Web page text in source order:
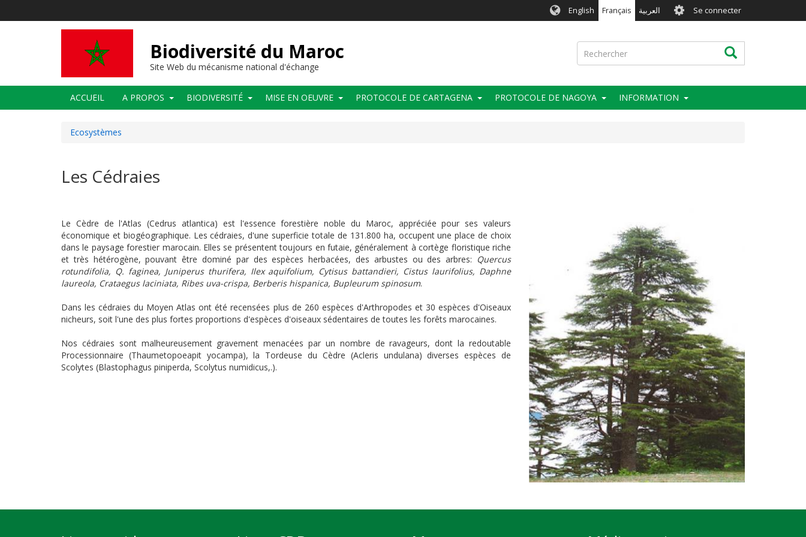
English Français العربية User
account
menu
Se connecter
Biodiversité du Maroc
Site Web du mécanisme national d'échange
Rechercher Rechercher
Main
navigation
ACCUEIL A PROPOS BIODIVERSITÉ MISE EN OEUVRE PROTOCOLE DE CARTAGENA PROTOCOLE DE NAGOYA INFORMATION
Ecosystèmes
Les Cédraies
Le Cèdre de l'Atlas (Cedrus atlantica) est l'essence forestière noble du Maroc, appréciée pour ses valeurs
économique et biogéographique. Les cédraies, d'une superficie totale de 131.800 ha, occupent une place de choix
dans le paysage forestier marocain. Elles se présentent toujours en futaie, généralement à cortège floristique riche
et très hétérogène, pouvant être dominé par des espèces herbacées, des arbustes ou des arbres: Quercus
rotundifolia, Q. faginea, Juniperus thurifera, Ilex aquifolium, Cytisus battandieri, Cistus laurifolius, Daphne
laureola, Crataegus laciniata, Ribes uva-crispa, Berberis hispanica, Bupleurum spinosum.
Dans les cédraies du Moyen Atlas ont été recensées plus de 260 espèces d'Arthropodes et 30 espèces d'Oiseaux
nicheurs, soit l'une des plus fortes proportions d'espèces d'oiseaux sédentaires de toutes les forêts marocaines.
Nos cédraies sont malheureusement gravement menacées par un nombre de ravageurs, dont la redoutable
Processionnaire (Thaumetopoeapit yocampa), la Tordeuse du Cèdre (Acleris undulana) diverses espèces de
Scolytes (Blastophagus piniperda, Scolytus numidicus,.).